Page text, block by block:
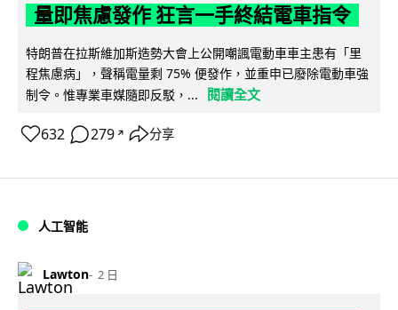
量即焦慮發作 狂言一手終結電車指令
特朗普在拉斯維加斯造勢大會上公開嘲諷電動車車主患有「里
程焦慮病」，聲稱電量剩 75% 便發作，並重申已廢除電動車強
制令。惟專業車媒隨即反駁，...
閱讀全文
632 279 ↗ 分享
人工智能
Lawton 2 日